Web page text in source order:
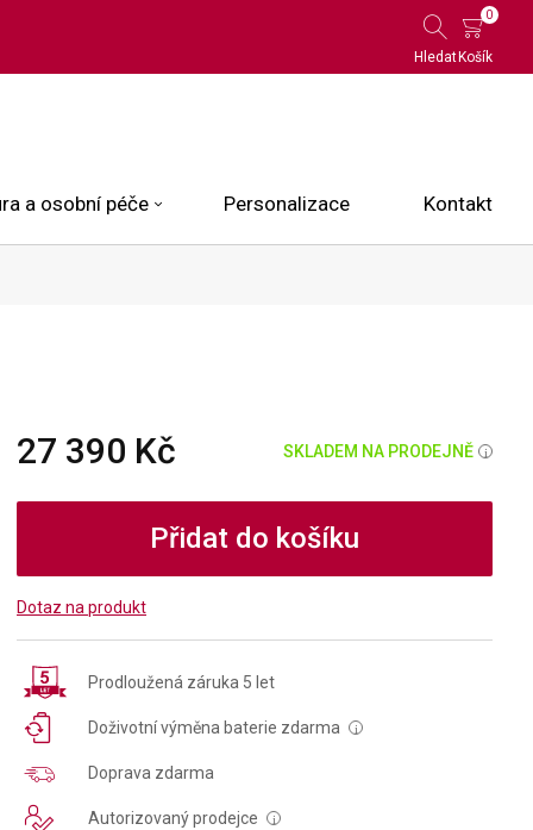
Hledat
0
Košík
a osobní péče Personalizace Kontakt
27 390 Kč SKLADEM NA PRODEJNĚ i
Přidat do košíku
Dotaz na produkt
Prodloužená záruka 5 let
Doživotní výměna baterie zdarma i
Doprava zdarma
Autorizovaný prodejce i